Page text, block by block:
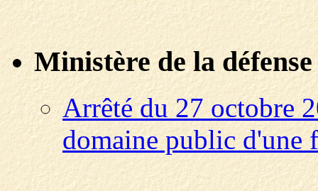
Ministère de la défense
Arrêté du 27 octobre
domaine public d'une